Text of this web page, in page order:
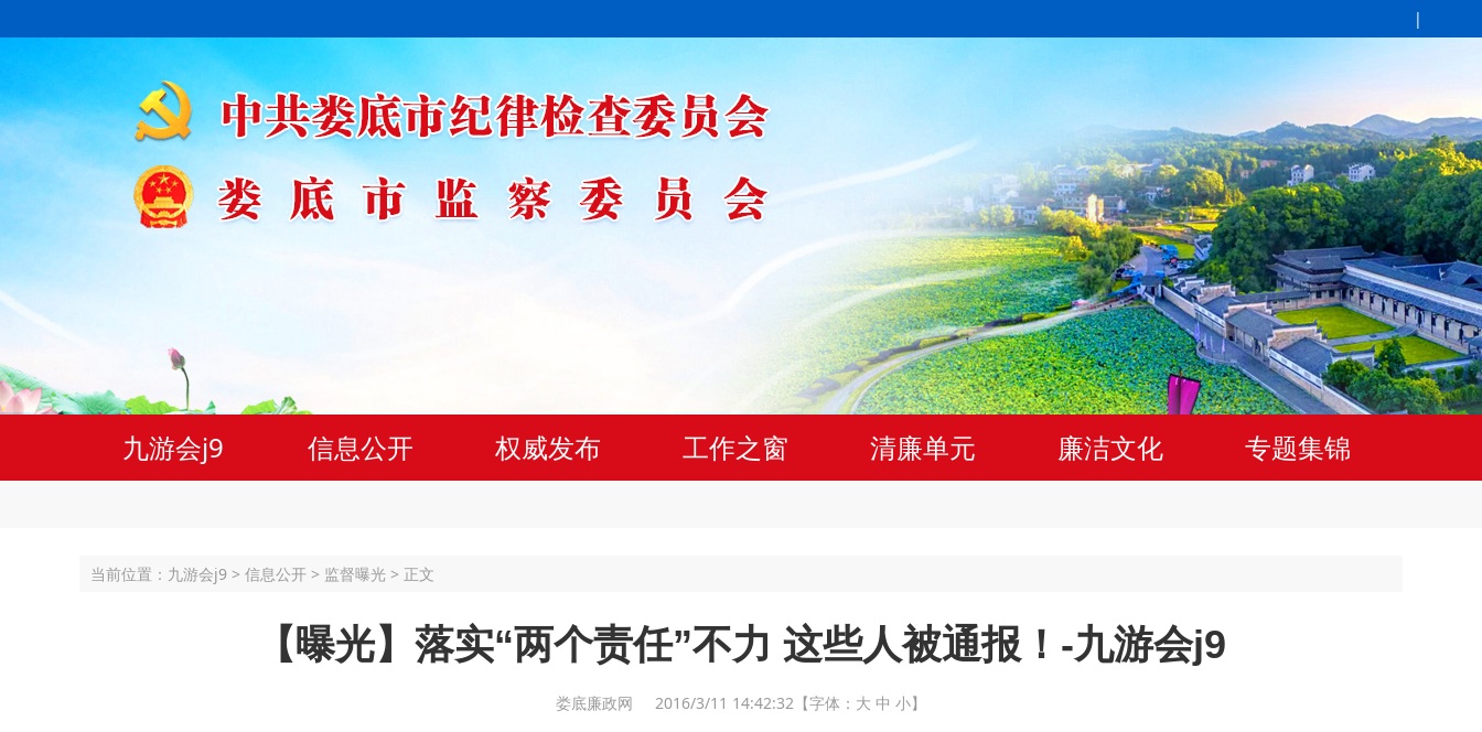
|
九游会j9 信息公开 权威发布 工作之窗 清廉单元 廉洁文化 专题集锦
当前位置： 九游会j9 > 信息公开 > 监督曝光 > 正文
【曝光】落实“两个责任”不力 这些人被通报！-九游会j9
娄底廉政网 2016/3/11 14:42:32 【字体： 大 中 小】